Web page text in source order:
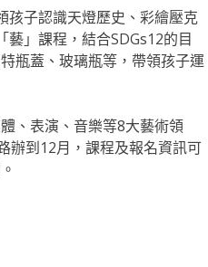
孩子認識天燈歷史、彩繪壓克
」課程，結合SDGs12的目
瓶蓋、玻璃瓶等，帶領孩子運
、表演、音樂等8大藝術領
辦到12月，課程及報名資訊可